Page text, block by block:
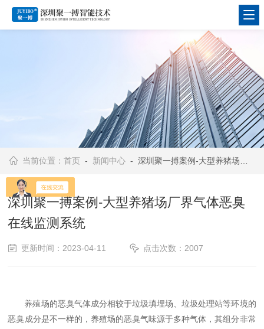
当前位置：首页 - 新闻中心 - 深圳聚一搏案例-大型养猪场厂界气体恶臭在线监测系统
深圳聚一搏案例-大型养猪场厂界气体恶臭
在线监测系统
更新时间：2023-04-11 点击次数：2007
养殖场的恶臭气体成分相较于垃圾填埋场、垃圾处理站等环境的
恶臭成分是不一样的，养殖场的恶臭气味源于多种气体，其组分非常